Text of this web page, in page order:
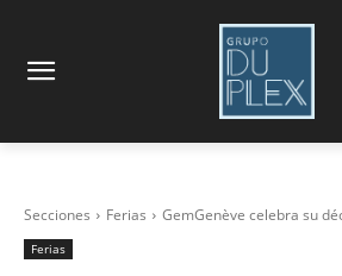
Secciones Ferias GemGenève celebra su
Ferias